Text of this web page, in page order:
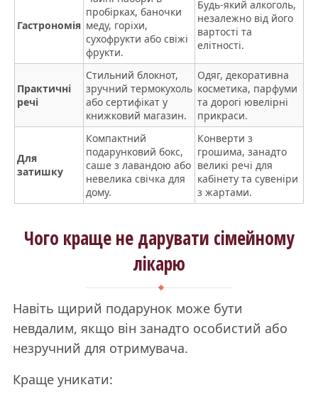
Гастрономія
пробірках, баночки
меду, горіхи,
сухофрукти або свіжі
фрукти.
Будь-який алкоголь,
незалежно від його
вартості та
елітності.
Практичні
речі
Стильний блокнот,
зручний термокухоль
або сертифікат у
книжковий магазин.
Одяг, декоративна
косметика, парфуми
та дорогі ювелірні
прикраси.
Для
затишку
Компактний
подарунковий бокс,
саше з лавандою або
невелика свічка для
дому.
Конверти з
грошима, занадто
великі речі для
кабінету та сувеніри
з жартами.
Чого краще не дарувати сімейному
лікарю
Навіть щирий подарунок може бути
невдалим, якщо він занадто особистий або
незручний для отримувача.
Краще уникати: